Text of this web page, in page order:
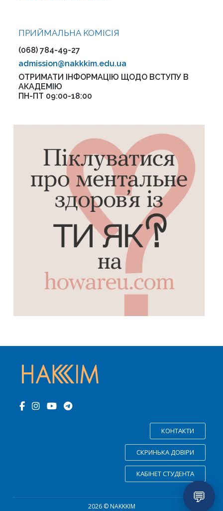
ПРИЙМАЛЬНА KOMІСІЯ
(068) 784-49-27
admission@nakkkim.edu.ua
ОТРИМАТИ ІНФОРМАЦІЮ ЩОДО ВСТУПУ В
АКАДЕМІЮ
ПН-ПТ 09:00-18:00
КОНТАКТИ
СКРИНЬКА ДОВІРИ
КАБІНЕТ СТУДЕНТА
2026 © NAKKKIM
💬